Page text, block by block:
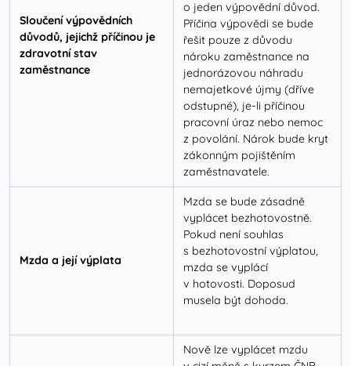
Sloučení výpovědních
důvodů, jejichž příčinou je
zdravotní stav
zaměstnance
o jeden výpovědní důvod.
Příčina výpovědi se bude
řešit pouze z důvodu
nároku zaměstnance na
jednorázovou náhradu
nemajetkové újmy (dříve
odstupné), je-li příčinou
pracovní úraz nebo nemoc
z povolání. Nárok bude kryt
zákonným pojištěním
zaměstnavatele.
Mzda a její výplata
Mzda se bude zásadně
vyplácet bezhotovostně.
Pokud není souhlas
s bezhotovostní výplatou,
mzda se vyplácí
v hotovosti. Doposud
musela být dohoda.
Nově lze vyplácet mzdu